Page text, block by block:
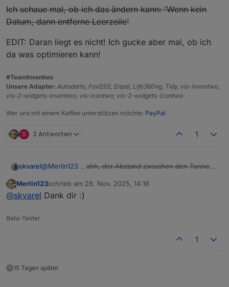
Ich schaue mal, ob ich das ändern kann: 'Wenn kein
Datum, dann entferne Leerzeile'
EDIT: Daran liegt es nicht! Ich gucke aber mal, ob ich
da was optimieren kann!
#TeamInventwo
Unsere Adapter: Autodarts, FoxESS, Enpal, Life360ng, Tidy, vis-inventwo,
vis-2-widgets-inventwo, vis-icontwo, vis-2-widgets-icontwo
Wer uns mit einem Kaffee unterstützen möchte: PayPal
S 2 Antworten 1
skvarel@Merlin123 .. ahh, der Abstand zwischen den Tonnen
Ich schaue mal, ob ich das ändern kann: 'Wenn kein
Datum, dann entferne Leerzeile'
Offline
Merlin123schrieb am 28. Nov. 2025, 14:16
zuletzt editiert von
@skvarel Dank dir :)
Beta-Tester
1
15 Tagen später